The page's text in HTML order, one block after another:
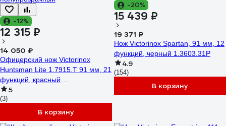
-12%
12 315 ₽
14 050 ₽
Офицерский нож Victorinox
Huntsman Lite 1.7915.T 91 мм, 21
функций, красный
полупрозрачный
5
(3)
В корзину
-20%
15 439 ₽
19 371 ₽
Нож Victorinox Spartan, 91 мм, 12
функций, черный 1.3603.31P
4.9
(154)
В корзину